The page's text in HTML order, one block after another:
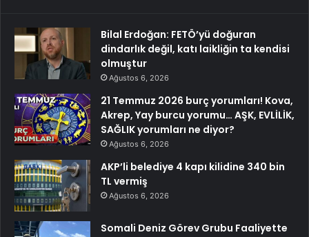
Bilal Erdoğan: FETÖ’yü doğuran
dindarlık değil, katı laikliğin ta kendisi
olmuştur
Ağustos 6, 2026
21 Temmuz 2026 burç yorumları! Kova,
Akrep, Yay burcu yorumu… AŞK, EVLİLİK,
SAĞLIK yorumları ne diyor?
Ağustos 6, 2026
AKP’li belediye 4 kapı kilidine 340 bin
TL vermiş
Ağustos 6, 2026
Somali Deniz Görev Grubu Faaliyette